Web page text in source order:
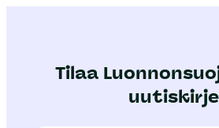
Tilaa